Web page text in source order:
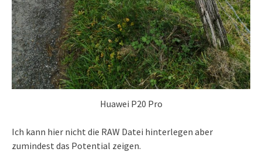
Huawei P20 Pro
Ich kann hier nicht die RAW Datei hinterlegen aber
zumindest das Potential zeigen.